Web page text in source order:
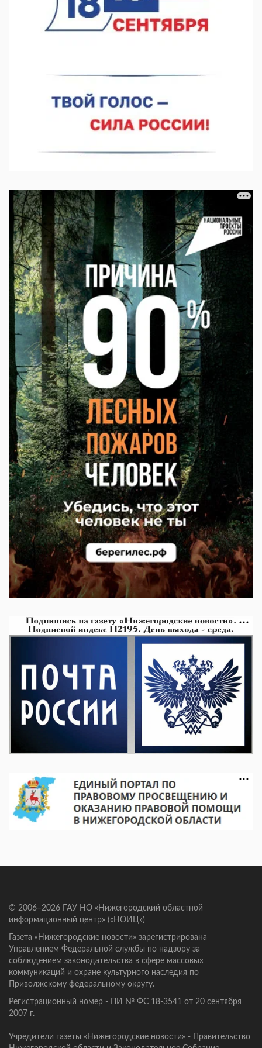
© 2006–2026 ГАУ НО «Нижегородский областной
информационный центр» («НОИЦ»)
Газета «Нижегородские новости» зарегистрирована
Управлением Федеральной службы по надзору за
соблюдением законодательства в сфере массовых
коммуникаций и охране культурного наследия по
Приволжскому федеральному округу.
Регистрационный номер - ПИ № ФС 18-3541 от 20 сентября
2007 г.
Учредители газеты «Нижегородские новости» - Правительство